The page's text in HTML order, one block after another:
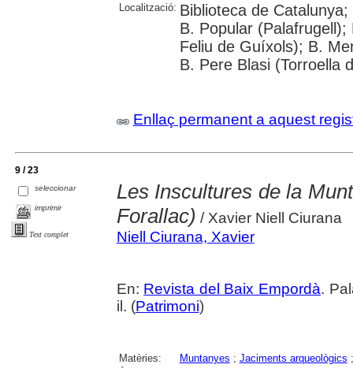
Localització: Biblioteca de
B. Popular
Feliu de Guíxols); B.
B. Pere Blasi (Torroella
Enllaç permanent a aquest
9 / 23
seleccionar
imprimir
Text complet
Les Inscultures de la
Forallac) / Xavier Niell Ciurana
Niell Ciurana, Xavier
En: Revista del Baix Empordà.
il. (Patrimoni)
Matèries: Muntanyes ; Jaciments arqueològics